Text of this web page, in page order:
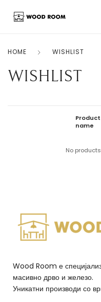
HOME WISHLIST
WISHLIST
Product
name
No
Wood Room е
масивно дрво и железо.
Уникатни производи со